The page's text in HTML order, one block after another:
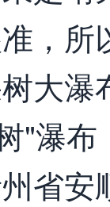
，
大
"瀑
省